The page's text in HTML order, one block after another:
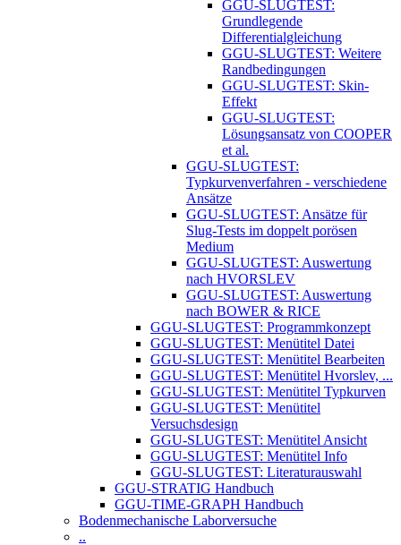
GGU-SLUGTEST:
Grundlegende
Differentialgleichung
GGU-SLUGTEST: Weitere
Randbedingungen
GGU-SLUGTEST: Skin-
Effekt
GGU-SLUGTEST:
Lösungsansatz von COOPER
et al.
GGU-SLUGTEST:
Typkurvenverfahren - verschiedene
Ansätze
GGU-SLUGTEST: Ansätze für
Slug-Tests im doppelt porösen
Medium
GGU-SLUGTEST: Auswertung
nach HVORSLEV
GGU-SLUGTEST: Auswertung
nach BOWER & RICE
GGU-SLUGTEST: Programmkonzept
GGU-SLUGTEST: Menütitel Datei
GGU-SLUGTEST: Menütitel Bearbeiten
GGU-SLUGTEST: Menütitel Hvorslev, ...
GGU-SLUGTEST: Menütitel Typkurven
GGU-SLUGTEST: Menütitel
Versuchsdesign
GGU-SLUGTEST: Menütitel Ansicht
GGU-SLUGTEST: Menütitel Info
GGU-SLUGTEST: Literaturauswahl
GGU-STRATIG Handbuch
GGU-TIME-GRAPH Handbuch
Bodenmechanische Laborversuche
..